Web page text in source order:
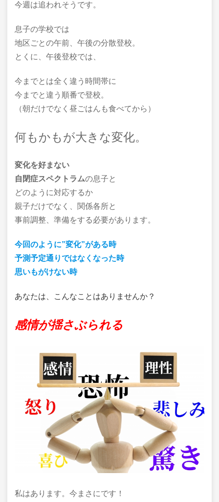
今週は追われそうです。
息子の学校では
地区ごとの午前、午後の分散登校。
とくに、午後登校では、
今までとは全く違う時間帯に
今までと違う順番で登校。
（朝だけでなく昼ごはんも食べてから）
何もかもが大きな変化。
変化を好まない
自閉症スペクトラムの息子と
どのように対応するか
親子だけでなく、関係各所と
事前調整、準備をする必要があります。
今回のように”変化”がある時
予測予定通りではなくなった時
思いもがけない時
あなたは、こんなことはありませんか？
感情が揺さぶられる
私はあります。今まさにです！